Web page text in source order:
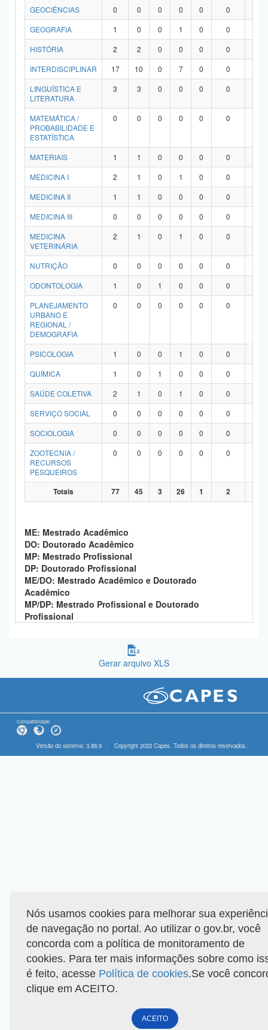
GEOCIÊNCIAS
0 0 0 0 0 0
GEOGRAFIA
1 0 0 1 0 0
HISTÓRIA
2 2 0 0 0 0
INTERDISCIPLINAR
17 10 0 7 0 0
LINGUÍSTICA E
LITERATURA
3 3 0 0 0 0
MATEMÁTICA /
PROBABILIDADE E
ESTATÍSTICA
0 0 0 0 0 0
MATERIAIS 1 1 0 0 0 0
MEDICINA I
2 1 0 1 0 0
MEDICINA II
1 1 0 0 0 0
MEDICINA III
0 0 0 0 0 0
MEDICINA
VETERINÁRIA
2 1 0 1 0 0
NUTRIÇÃO 0 0 0 0 0 0
ODONTOLOGIA
1 0 1 0 0 0
PLANEJAMENTO
URBANO E
REGIONAL /
DEMOGRAFIA
0 0 0 0 0 0
PSICOLOGIA 1 0 0 1 0 0
QUÍMICA
1 0 1 0 0 0
SAÚDE COLETIVA
2 1 0 1 0 0
SERVIÇO SOCIAL
0 0 0 0 0 0
SOCIOLOGIA
0 0 0 0 0 0
ZOOTECNIA /
RECURSOS
PESQUEIROS
0 0 0 0 0 0
Totais 77 45 3 26 1 2
ME: Mestrado Acadêmico
DO: Doutorado Acadêmico
MP: Mestrado Profissional
DP: Doutorado Profissional
ME/DO: Mestrado Acadêmico e Doutorado
Acadêmico
MP/DP: Mestrado Profissional e Doutorado
Profissional
Gerar arquivo XLS
Compatibilidade
Versão do sistema: 3.88.9 Copyright 2022 Capes. Todos os direitos reservados.
Nós usamos cookies para melhorar sua
de navegação no portal. Ao utilizar o gov.br, você
concorda com a política de monitoramento de
cookies. Para ter mais informações sobre como
é feito, acesse Política de cookies.Se você
clique em ACEITO.
ACEITO